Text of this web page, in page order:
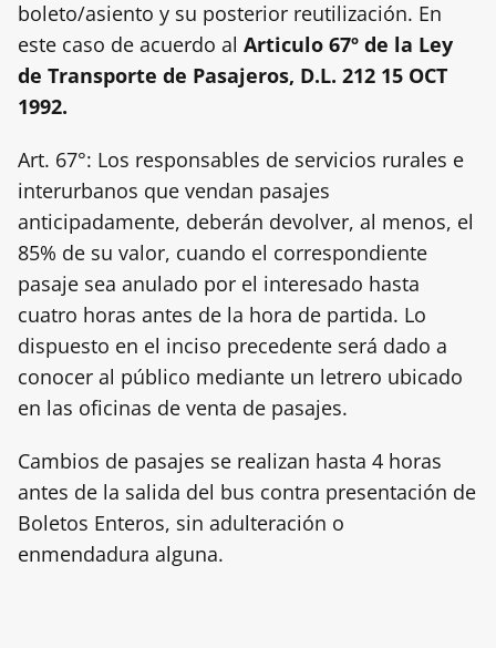
boleto/asiento y su posterior reutilización. En
este caso de acuerdo al Articulo 67º de la Ley
de Transporte de Pasajeros, D.L. 212 15 OCT
1992.
Art. 67°: Los responsables de servicios rurales e
interurbanos que vendan pasajes
anticipadamente, deberán devolver, al menos, el
85% de su valor, cuando el correspondiente
pasaje sea anulado por el interesado hasta
cuatro horas antes de la hora de partida. Lo
dispuesto en el inciso precedente será dado a
conocer al público mediante un letrero ubicado
en las oficinas de venta de pasajes.
Cambios de pasajes se realizan hasta 4 horas
antes de la salida del bus contra presentación de
Boletos Enteros, sin adulteración o
enmendadura alguna.